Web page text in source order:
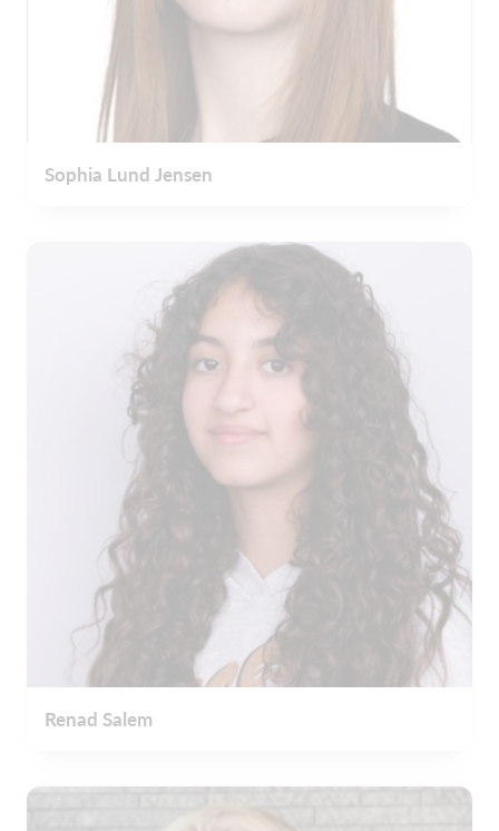
Sophia Lund Jensen
Renad Salem